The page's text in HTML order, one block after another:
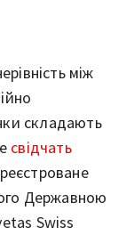
між
складають
свідчать
Державною
Swiss